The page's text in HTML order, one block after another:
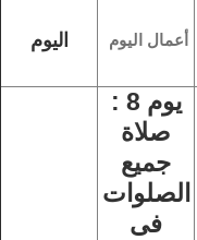
أعمال اليوم اليوم
يوم 8 :
صلاة
جميع
الصلوات
فى